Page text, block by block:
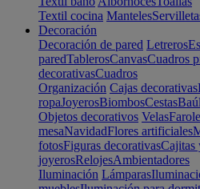
Textil cocina Manteles
Decoración
Decoración de pared Letreros
paredTablerosCanvasCuadros
decorativasCuadros
Organización Cajas decorativas
ropaJoyerosBiombosCestas
Objetos decorativos Velas
mesaNavidadFlores artificiales
fotosFiguras decorativasCajitas
joyerosRelojesAmbientadores
Iluminación Lámparas